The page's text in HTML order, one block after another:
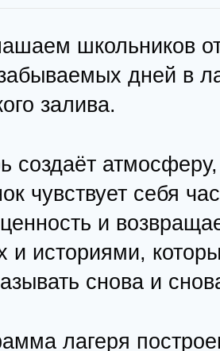
школьников
дней в
залива.
создаёт
чувствует себя
и
и историями,
снова и
лагеря